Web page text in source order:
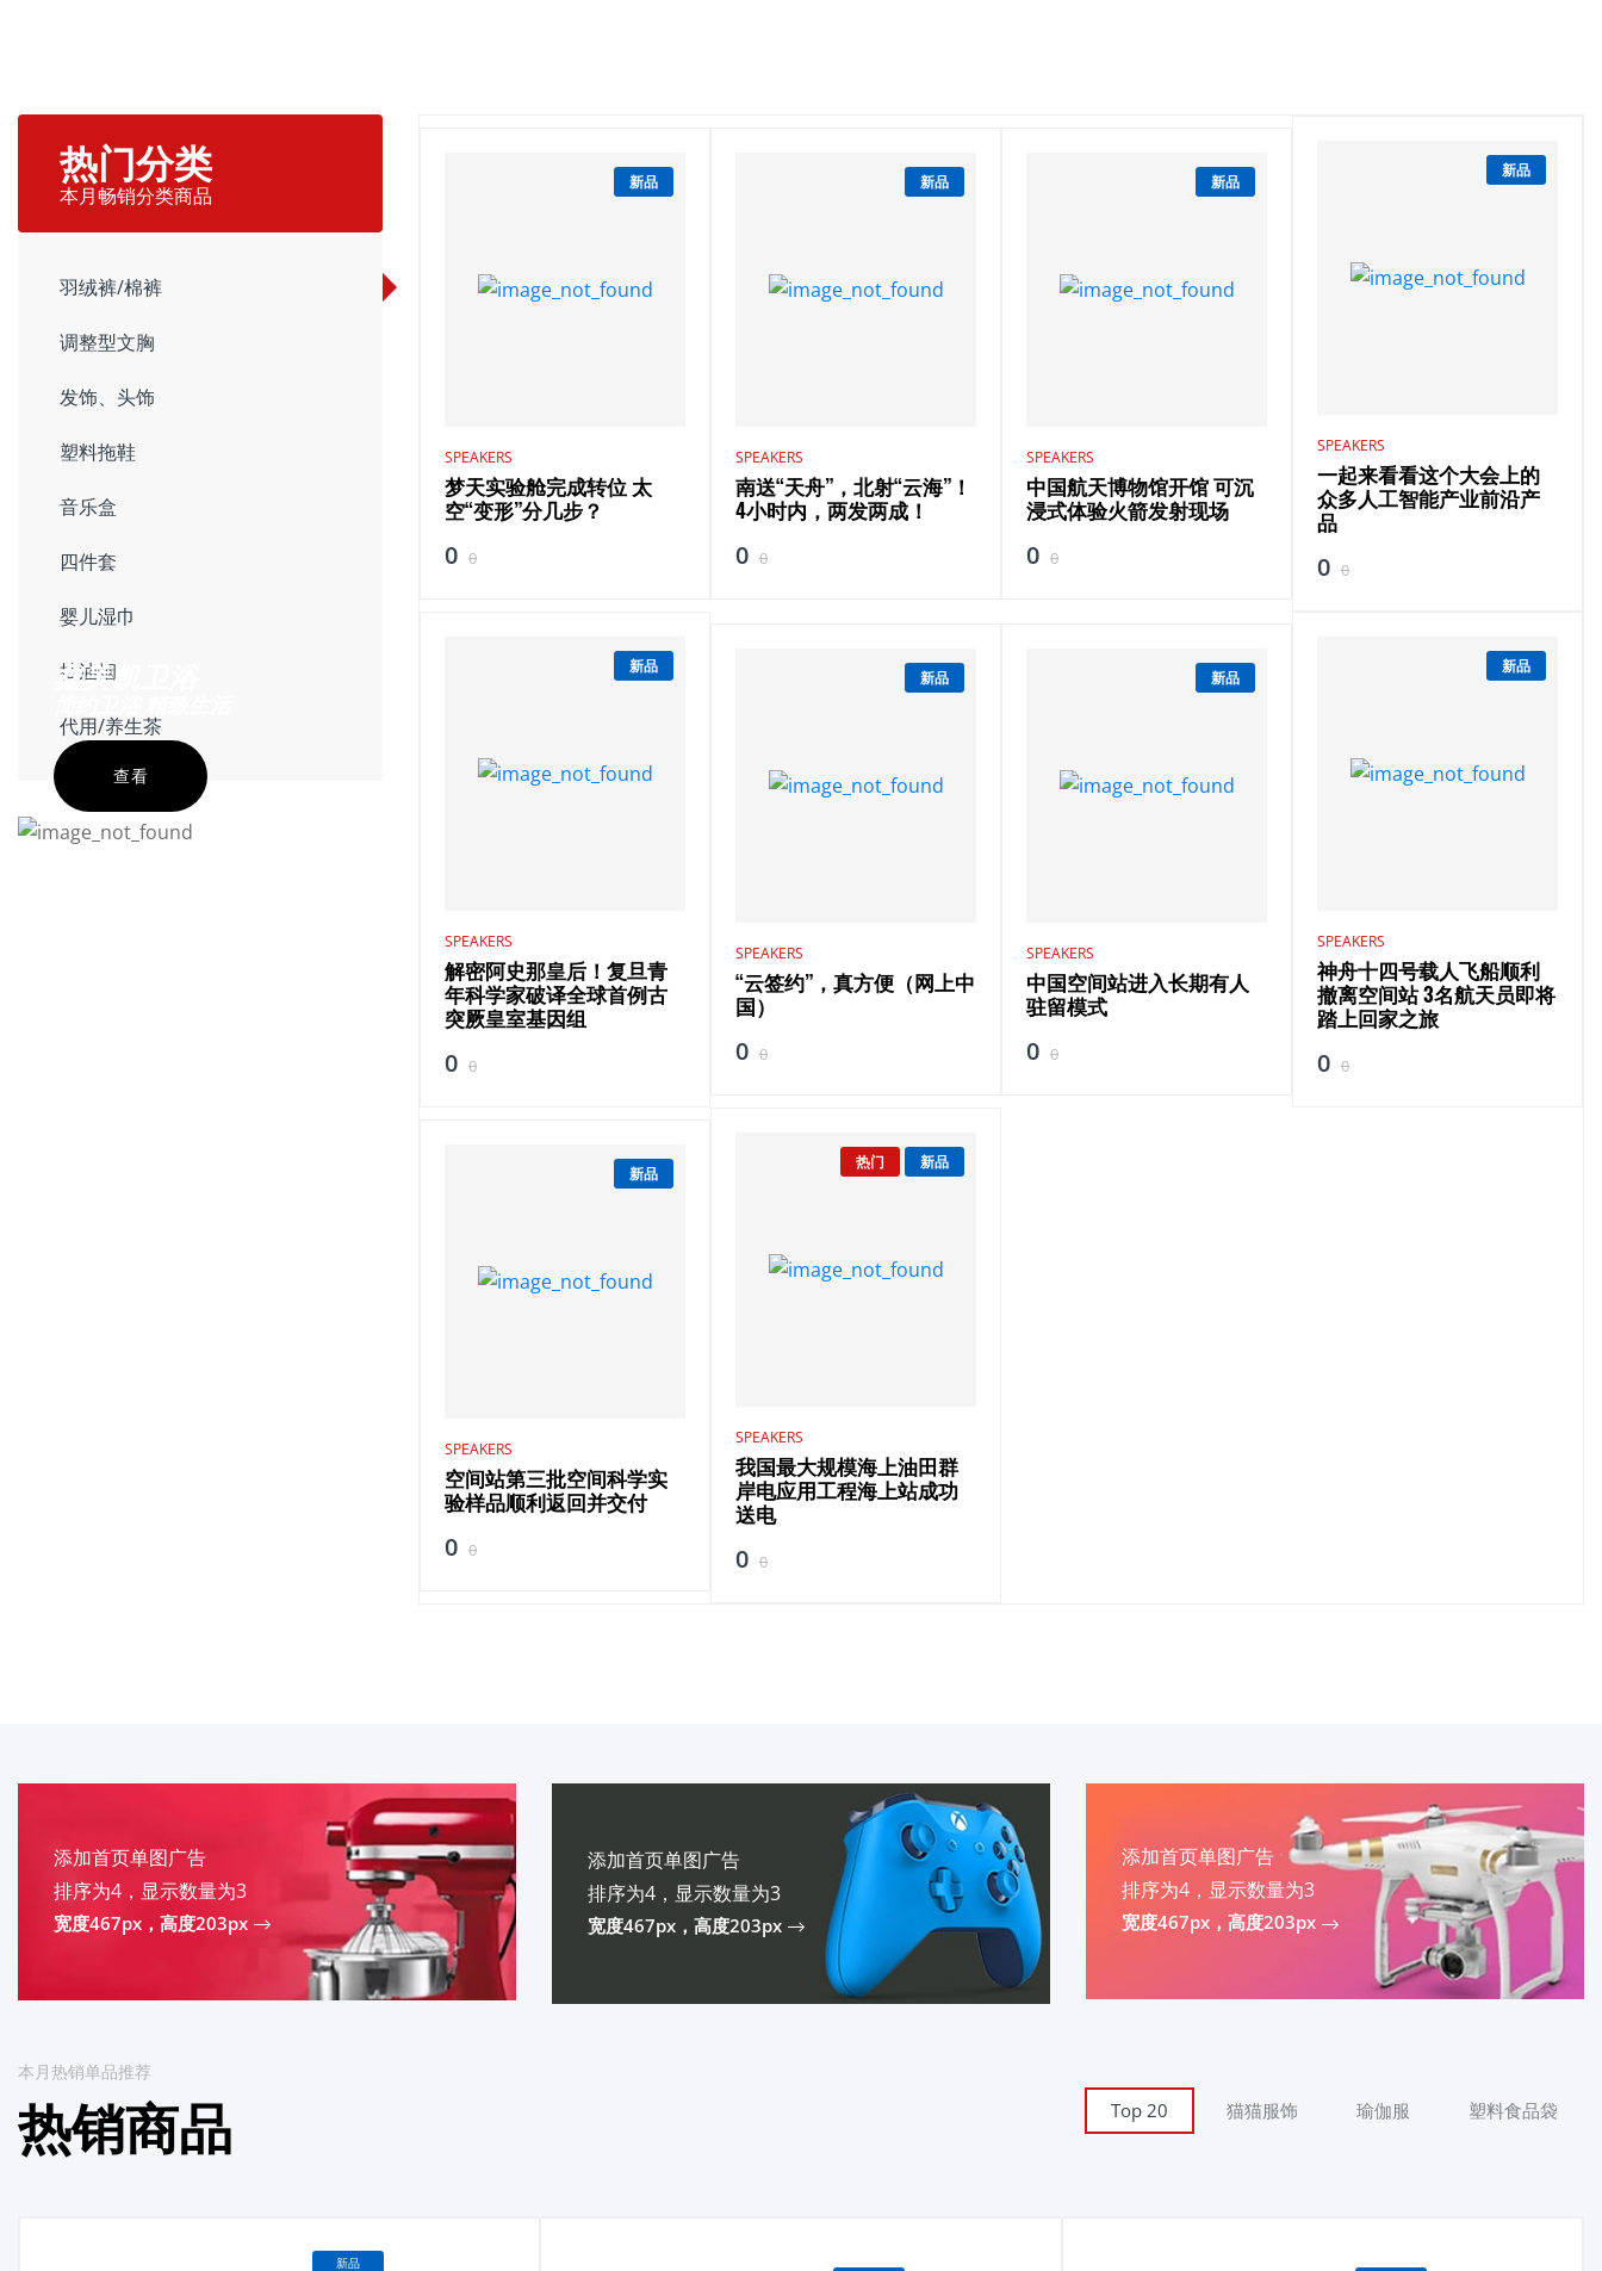
热门分类
本月畅销分类商品
羽绒裤/棉裤
调整型文胸
发饰、头饰
塑料拖鞋
音乐盒
四件套
婴儿湿巾
抽油烟
代用/养生茶
鑫美凯卫浴
查看
新品
SPEAKERS
梦天实验舱完成转位 太
空“变形”分几步？
0 0
新品
SPEAKERS
南送“天舟”，北射“云海”！
4小时内，两发两成！
0 0
新品
SPEAKERS
中国航天博物馆开馆 可沉
浸式体验火箭发射现场
0 0
新品
SPEAKERS
一起来看看这个大会上的
众多人工智能产业前沿产
品
0 0
新品
SPEAKERS
解密阿史那皇后！复旦青
年科学家破译全球首例古
突厥皇室基因组
0 0
新品
SPEAKERS
“云签约”，真方便（网上中
国）
0 0
新品
SPEAKERS
中国空间站进入长期有人
驻留模式
0 0
新品
SPEAKERS
神舟十四号载人飞船顺利
撤离空间站 3名航天员即将
踏上回家之旅
0 0
新品
SPEAKERS
空间站第三批空间科学实
验样品顺利返回并交付
0 0
热门 新品
SPEAKERS
我国最大规模海上油田群
岸电应用工程海上站成功
送电
0 0
添加首页单图广告
排序为4，显示数量为3
宽度467px，高度203px
添加首页单图广告
排序为4，显示数量为3
宽度467px，高度203px
添加首页单图广告
排序为4，显示数量为3
宽度467px，高度203px
本月热销单品推荐
热销商品 Top 20 猫猫服饰 瑜伽服 塑料食品袋
新品